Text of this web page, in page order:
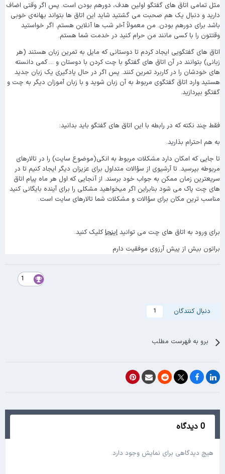
مثل تمامی اتاق های گفتگو اولین هدف، دورهم بودن است. پس اگر وقتی اضاف
دارید و دنبال یک هم صحبت می گشتید شاید این اتاق ها بتواند بهانه‌ی خوبی
باشد برای دورهم بودن. من معمولاً آخر شب ها آنلاین هستم. اگر خواستید
وقتتون را با کسی مانند من حرام کنید در خدمت شما هستم.
اتاق های گفتگویی ایجاد کردم تا دوستانی که مایل به تمرین زبان هستند (هر
زبانی) بتوانند در آن اتاق های گفتگو با چت کردن با دوستان و ... کمی دانسته
های خودشان را در کاربرد تمرین کنند. پس اگر در حال یادگیری یک زبان جدید
هستید وارد اتاق گفتگوی مربوط به آن زبان شوید و با زبان آموزان دیگر به چت و
گفتگو بپردازید.
فقط چند نکته که در رابطه با این اتاق های گفتگو باید بدانید:
به هم احترام بذارید.
تا جایی که امکان دارد مشکلات مربوط به انکی(موضوع سایت) را در تالارهای
مربوطه بپرسید. تا آرشیوی از سؤالات متداول برای عزیزان دیگر ایجاد کنیم تا در
سریعترین زمان ممکن به جواب خود برسند. از آنجایی که اول هر ماه پیام اتاق
های چت پاک می شود بنابراین اگر میخواهید مشکلی را برای آینده بایگانی کنید
مناسب ترین مکان برای سؤالات و مشکلات شما تالارهای سایت است.
برای ورود به اتاق های چت می توانید اینجاکلیک کنید.
براتون بیش از پیش آرزوی موفقیت دارم
1
دنبال کنندگان 1
برو به فهرست مطلب
0 دیدگاه
هیچ دیدگاهی برای نمایش وجود دارد.